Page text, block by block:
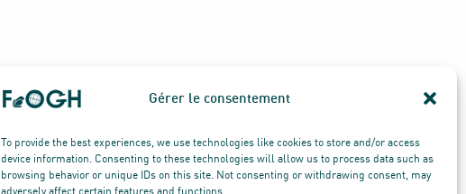
Gérer le consentement
To provide the best experiences, we use technologies like cookies to store and/or access
device information. Consenting to these technologies will allow us to process data such as
browsing behavior or unique IDs on this site. Not consenting or withdrawing consent, may
adversely affect certain features and functions.
© TOUS DROITS RÉSERVÉS
Mentions légales